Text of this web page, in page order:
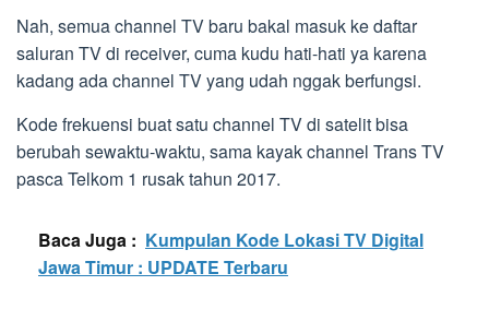
Nah, semua channel TV baru bakal masuk ke daftar
saluran TV di receiver, cuma kudu hati-hati ya karena
kadang ada channel TV yang udah nggak berfungsi.
Kode frekuensi buat satu channel TV di satelit bisa
berubah sewaktu-waktu, sama kayak channel Trans TV
pasca Telkom 1 rusak tahun 2017.
Baca Juga : Kumpulan Kode Lokasi TV Digital
Jawa Timur : UPDATE Terbaru